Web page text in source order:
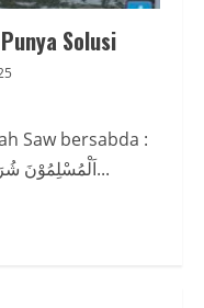
Solusi
Saw bersabda :
اَلْمُسْلِمُوْنَ شُرَكَاءُ في ثلَاَثٍ فِي الْكَلَإِ وَالْماَءِ وَالنَّارِ...